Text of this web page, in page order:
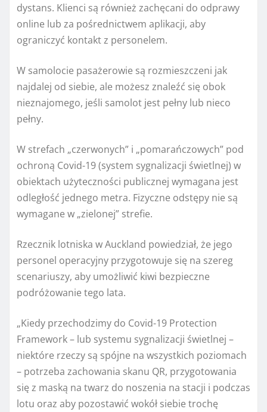
dystans. Klienci są również zachęcani do odprawy
online lub za pośrednictwem aplikacji, aby
ograniczyć kontakt z personelem.
W samolocie pasażerowie są rozmieszczeni jak
najdalej od siebie, ale możesz znaleźć się obok
nieznajomego, jeśli samolot jest pełny lub nieco
pełny.
W strefach „czerwonych” i „pomarańczowych” pod
ochroną Covid-19 (system sygnalizacji świetlnej) w
obiektach użyteczności publicznej wymagana jest
odległość jednego metra. Fizyczne odstępy nie są
wymagane w „zielonej” strefie.
Rzecznik lotniska w Auckland powiedział, że jego
personel operacyjny przygotowuje się na szereg
scenariuszy, aby umożliwić kiwi bezpieczne
podróżowanie tego lata.
„Kiedy przechodzimy do Covid-19 Protection
Framework – lub systemu sygnalizacji świetlnej –
niektóre rzeczy są spójne na wszystkich poziomach
– potrzeba zachowania skanu QR, przygotowania
się z maską na twarz do noszenia na stacji i podczas
lotu oraz aby pozostawić wokół siebie trochę